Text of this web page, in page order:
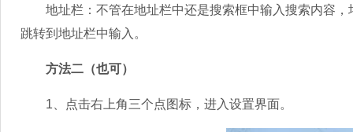
地址栏：不管在地址栏中还是搜索框中输入搜索内容，
跳转到地址栏中输入。
方法二（也可）
1、点击右上角三个点图标，进入设置界面。